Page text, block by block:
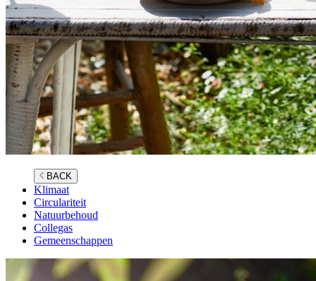
BACK
Klimaat
Circulariteit
Natuurbehoud
Collegas
Gemeenschappen